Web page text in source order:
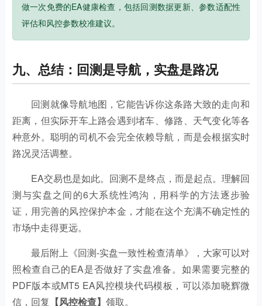
做一次免费的EA健康检查，包括回测数据更新、参数适配性
评估和风控参数校准建议。
九、总结：回测是导航，实盘是路况
回测就像导航地图，它能告诉你这条路大致的走向和
距离，但实际开车上路会遇到堵车、修路、天气变化等各
种意外。聪明的司机不会完全依赖导航，而是会根据实时
路况灵活调整。
EA交易也是如此。回测不是终点，而是起点。理解回
测与实盘之间的6大系统性鸿沟，用科学的方法逐步验
证，用完善的风控保护本金，才能在这个充满不确定性的
市场中走得更远。
最后附上《回测-实盘一致性检查清单》，大家可以对
照检查自己的EA是否做好了实盘准备。如果需要完整的
PDF版本或MT5 EA风控模块代码模板，可以添加晓辉微
信，回复 【风控检查】 领取。